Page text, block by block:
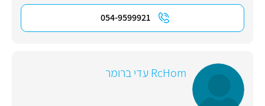
054-9599921
RcHom עדי ברומר